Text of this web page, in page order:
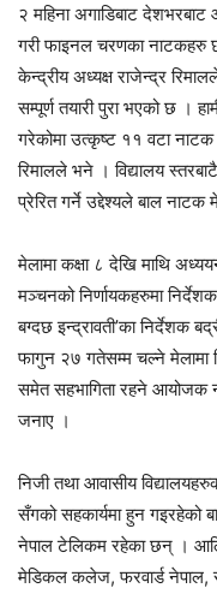
२ महिना अगाडिबाट
गरी फाइनल चरणका नाटकहरु
केन्द्रीय अध्यक्ष राजेन्द्र
सम्पूर्ण तयारी पुरा भएको छ ।
गरेकोमा उत्कृष्ट ११ वटा
रिमालले भने । विद्यालय
प्रेरित गर्ने उद्देश्यले बाल नाटक
मेलामा कक्षा ८ देखि माथि
मञ्चनको निर्णायकहरुमा
बग्दछ इन्द्रावती’का निर्देशक
फागुन २७ गतेसम्म चल्ने मेलामा
समेत सहभागिता रहने आयोजक
जनाए ।
निजी तथा आवासीय
सँगको सहकार्यमा हुन
नेपाल टेलिकम रहेका छन् ।
मेडिकल कलेज, फरवार्ड नेपाल,